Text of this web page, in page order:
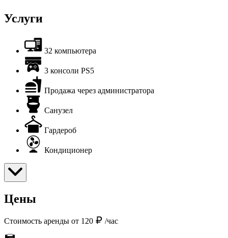
Услуги
32 компьютера
3 консоли PS5
Продажа через администратора
Санузел
Гардероб
Кондиционер
Цены
Стоимость аренды от 120 /час